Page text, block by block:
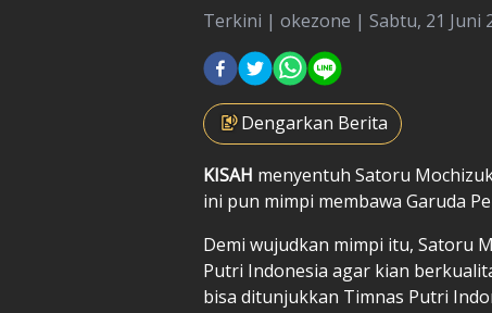
Terkini | okezone | Sabtu, 21 Juni
Dengarkan Berita
KISAH menyentuh Satoru
ini pun mimpi membawa Garuda
Demi wujudkan mimpi itu, Satoru
Putri Indonesia agar kian
bisa ditunjukkan Timnas Putri